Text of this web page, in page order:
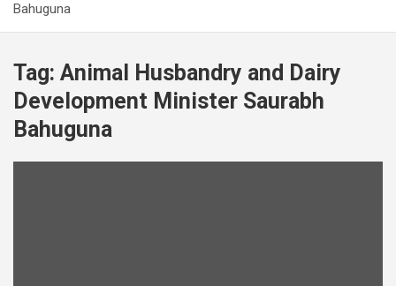
Bahuguna
Tag: Animal Husbandry and Dairy
Development Minister Saurabh
Bahuguna